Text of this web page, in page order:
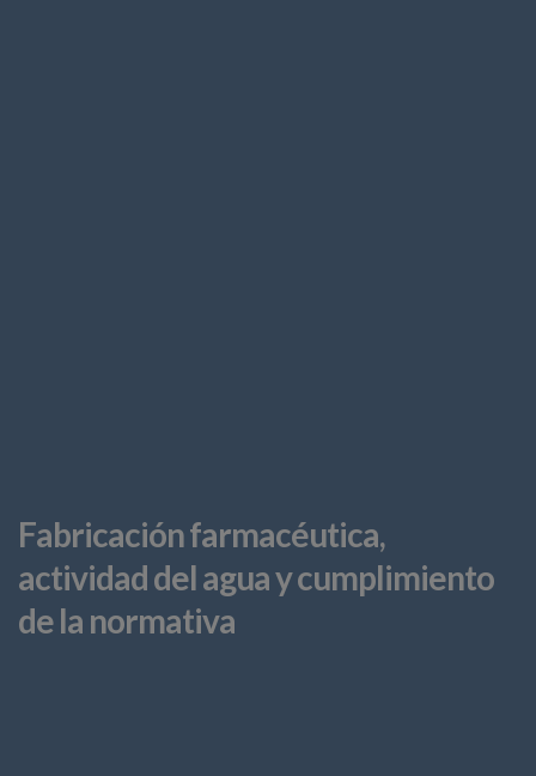
Fabricación farmacéutica,
actividad del agua y cumplimiento
de la normativa